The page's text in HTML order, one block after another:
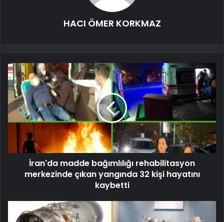
HACI ÖMER KORKMAZ
İran'da madde bağımlılığı rehabilitasyon
merkezinde çıkan yangında 32 kişi hayatını
kaybetti